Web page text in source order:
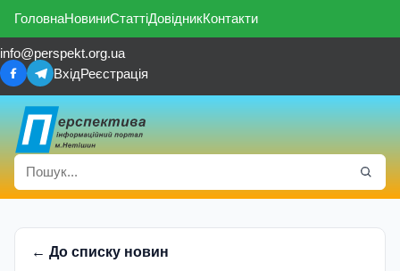
ГоловнаНовиниСтаттіДовідникКонтакти
info@perspekt.org.ua
ВхідРеєстрація
← До списку новин